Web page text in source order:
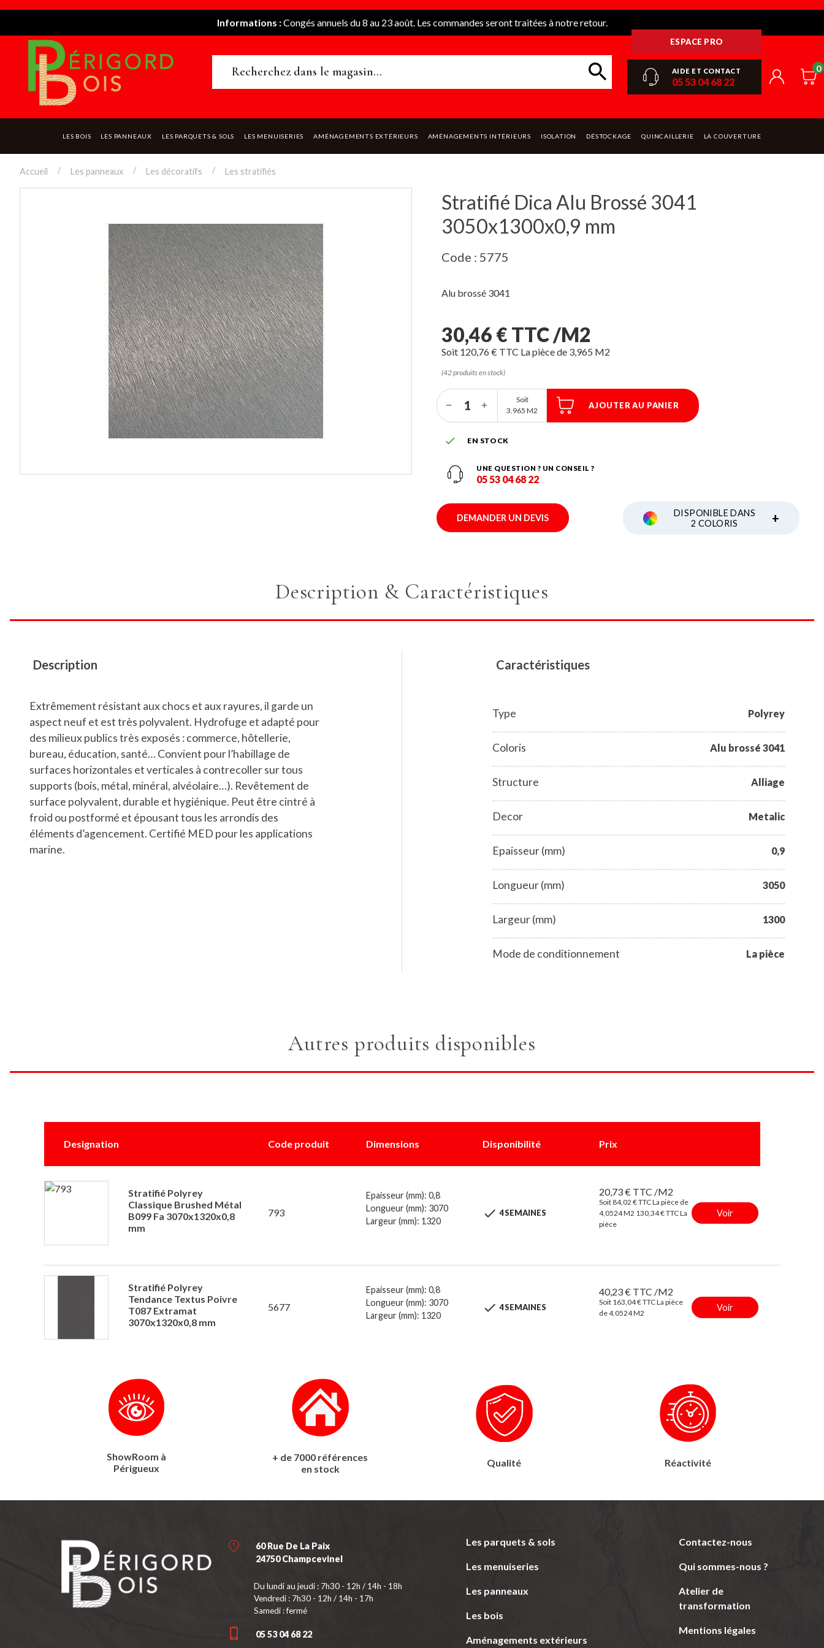
Informations :Congés annuels du 8 au 23 août. Les commandes seront traitées à notre retour.
ESPACE PRO
AIDE ET CONTACT
05 53 04 68 22
0
LES BOIS LES PANNEAUX LES PARQUETS & SOLS LES MENUISERIES AMÉNAGEMENTS EXTÉRIEURS AMÉNAGEMENTS INTÉRIEURS ISOLATION DÉSTOCKAGE QUINCAILLERIE LA COUVERTURE
Accueil Les panneaux Les décoratifs Les stratifiés
Stratifié Dica Alu Brossé 3041
3050x1300x0,9 mm
Code : 5775
Alu brossé 3041
30,46 € TTC /M2
Soit 120,76 € TTC La pièce de 3,965 M2
(42 produits en stock)
Soit
3.965 M2
AJOUTER AU PANIER
 EN STOCK
UNE QUESTION ? UN CONSEIL ?
05 53 04 68 22
DEMANDER UN DEVIS
DISPONIBLE DANS
2 COLORIS
+
Description & Caractéristiques
Description
Extrêmement résistant aux chocs et aux rayures, il garde un
aspect neuf et est très polyvalent. Hydrofuge et adapté pour
des milieux publics très exposés : commerce, hôtellerie,
bureau, éducation, santé… Convient pour l’habillage de
surfaces horizontales et verticales à contrecoller sur tous
supports (bois, métal, minéral, alvéolaire…). Revêtement de
surface polyvalent, durable et hygiénique. Peut être cintré à
froid ou postformé et épousant tous les arrondis des
éléments d’agencement. Certifié MED pour les applications
marine.
Caractéristiques
Type Polyrey
Coloris Alu brossé 3041
Structure Alliage
Decor Metalic
Epaisseur (mm) 0,9
Longueur (mm) 3050
Largeur (mm) 1300
Mode de conditionnement La pièce
Autres produits disponibles
Designation Code produit Dimensions Disponibilité Prix
Stratifié Polyrey
Classique Brushed Métal
B099 Fa 3070x1320x0,8
mm
793
Epaisseur (mm): 0,8
Longueur (mm): 3070
Largeur (mm): 1320
 4 SEMAINES
20,73 € TTC /M2
Soit 84,02 € TTC La pièce de
4,0524 M2 130,34 € TTC La
pièce
Voir
Stratifié Polyrey
Tendance Textus Poivre
T087 Extramat
3070x1320x0,8 mm
5677
Epaisseur (mm): 0,8
Longueur (mm): 3070
Largeur (mm): 1320
 4 SEMAINES
40,23 € TTC /M2
Soit 163,04 € TTC La pièce
de 4,0524 M2
Voir
ShowRoom à
Périgueux
+ de 7000 références
en stock
Qualité Réactivité
60 Rue De La Paix
24750 Champcevinel
Du lundi au jeudi : 7h30 - 12h / 14h - 18h
Vendredi : 7h30 - 12h / 14h - 17h
Samedi : fermé
05 53 04 68 22
Les parquets & sols
Les menuiseries
Les panneaux
Les bois
Aménagements extérieurs
Contactez-nous
Qui sommes-nous ?
Atelier de
transformation
Mentions légales